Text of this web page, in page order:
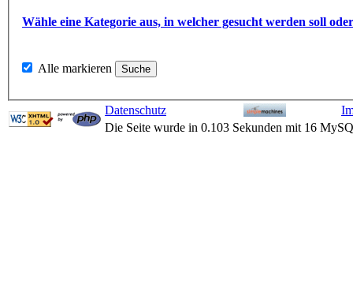
Wähle eine Kategorie aus, in welcher gesucht werden soll
Alle markieren
Datenschutz
Die Seite wurde in 0.103 Sekunden mit 16